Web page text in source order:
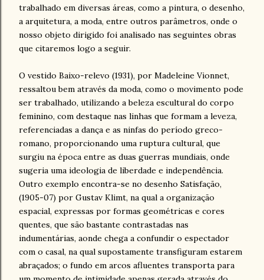
trabalhado em diversas áreas, como a pintura, o desenho,
a arquitetura, a moda, entre outros parâmetros, onde o
nosso objeto dirigido foi analisado nas seguintes obras
que citaremos logo a seguir.
O vestido Baixo-relevo (1931), por Madeleine Vionnet,
ressaltou bem através da moda, como o movimento pode
ser trabalhado, utilizando a beleza escultural do corpo
feminino, com destaque nas linhas que formam a leveza,
referenciadas a dança e as ninfas do período greco-
romano, proporcionando uma ruptura cultural, que
surgiu na época entre as duas guerras mundiais, onde
sugeria uma ideologia de liberdade e independência.
Outro exemplo encontra-se no desenho Satisfação,
(1905-07) por Gustav Klimt, na qual a organização
espacial, expressas por formas geométricas e cores
quentes, que são bastante contrastadas nas
indumentárias, aonde chega a confundir o espectador
com o casal, na qual supostamente transfiguram estarem
abraçados; o fundo em arcos afluentes transporta para